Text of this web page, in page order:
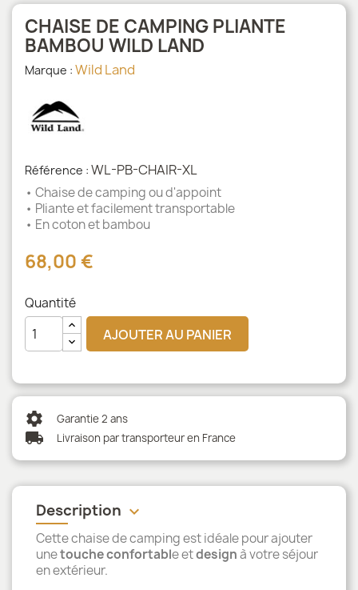
CHAISE DE CAMPING PLIANTE
BAMBOU WILD LAND
Marque : Wild Land
Référence : WL-PB-CHAIR-XL
• Chaise de camping ou d'appoint
• Pliante et facilement transportable
• En coton et bambou
68,00 €
Quantité
AJOUTER AU PANIER
settings Garantie 2 ans
local_shipping Livraison par transporteur en France
Description keyboard_arrow_down
Cette chaise de camping est idéale pour ajouter
unetouche confortable etdesignà votre séjour
en extérieur.